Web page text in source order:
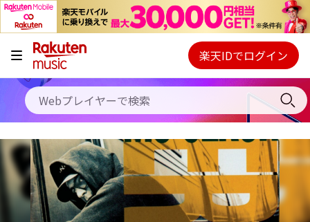
キャンペーン
料金プラン
使い方
初回30日間無料お試し
Webプレイヤー
ご契約内容の確認・変更
楽天IDでログイン